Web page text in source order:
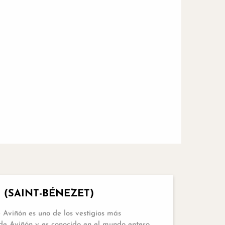
BÉNEZET)
Aviñón es uno de los vestigios más